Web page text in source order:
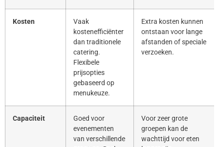
Kosten
Vaak
kostenefficiënter
dan traditionele
catering.
Flexibele
prijsopties
gebaseerd op
menukeuze.
Extra kosten kunnen
ontstaan voor lange
afstanden of speciale
verzoeken.
Capaciteit
Goed voor
evenementen
van verschillende
Voor zeer grote
groepen kan de
wachttijd voor eten